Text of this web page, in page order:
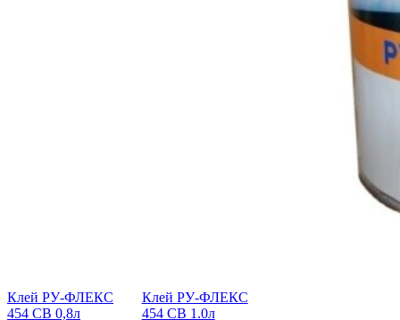
Клей РУ-ФЛЕКС
454 СВ 0,8л
Клей РУ-ФЛЕКС
454 СВ 1.0л